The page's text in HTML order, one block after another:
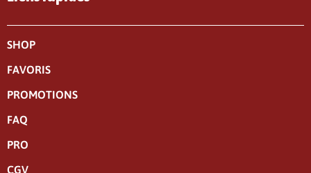
SHOP
FAVORIS
PROMOTIONS
FAQ
PRO
CGV